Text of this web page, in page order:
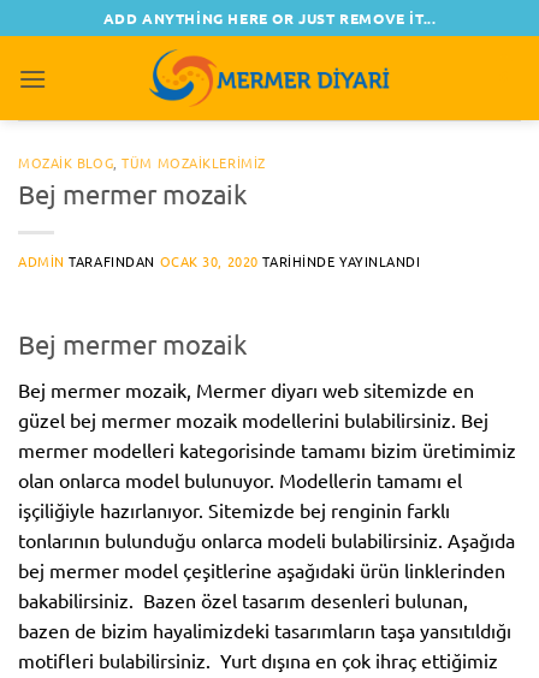
atla
ADD ANYTHING HERE OR JUST REMOVE IT...
MOZAİK BLOG ,TÜM MOZAIKLERIMIZ
Bej mermer mozaik
ADMIN TARAFINDAN OCAK 30, 2020 TARIHINDE YAYINLANDI
Bej mermer mozaik
Bej mermer mozaik, Mermer diyarı web sitemizde en
güzel bej mermer mozaik modellerini bulabilirsiniz. Bej
mermer modelleri kategorisinde tamamı bizim üretimimiz
olan onlarca model bulunuyor. Modellerin tamamı el
işçiliğiyle hazırlanıyor. Sitemizde bej renginin farklı
tonlarının bulunduğu onlarca modeli bulabilirsiniz. Aşağıda
bej mermer model çeşitlerine aşağıdaki ürün linklerinden
bakabilirsiniz. Bazen özel tasarım desenleri bulunan,
bazen de bizim hayalimizdeki tasarımların taşa yansıtıldığı
motifleri bulabilirsiniz. Yurt dışına en çok ihraç ettiğimiz